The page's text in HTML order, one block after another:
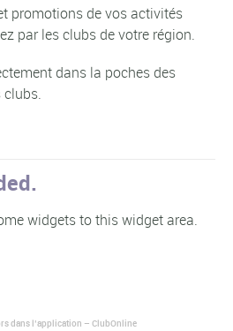
promotions de vos activités
par les clubs de votre région.
dans la poches des
clubs.
widgets to this widget area.
dans l’application – ClubOnline